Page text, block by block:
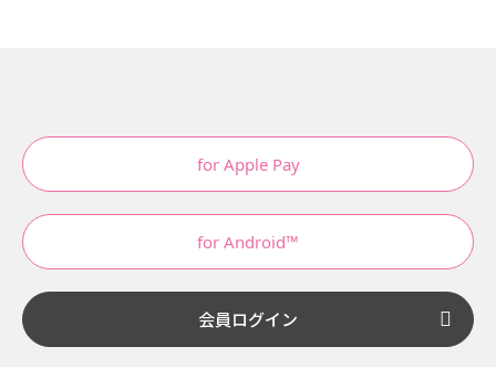
for Apple Pay
for Android™
会員ログイン